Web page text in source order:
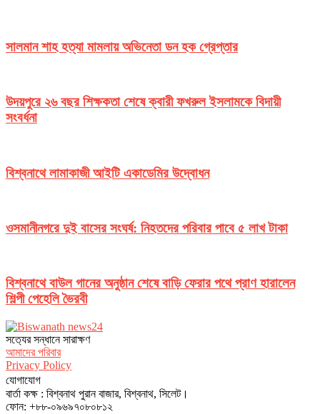
সালমান শাহ হত্যা মামলায় অভিনেতা ডন হক গ্রেপ্তার
উদয়পুরে ২৬ বছর শিক্ষকতা শেষে ক্বারী ফখরুল ইসলামকে বিদায়ী
সংবর্ধনা
বিশ্বনাথে লামাকাজী আইটি একাডেমির উদ্বোধন
ওসমানীনগরে দুই বাসের সংঘর্ষ: নিহতদের পরিবার পাবে ৫ লাখ টাকা
বিশ্বনাথে বাউল গানের অনুষ্ঠান শেষে বাড়ি ফেরার পথে প্রাণ হারালেন
শিল্পী পেহেলি ভৈরবী
সত‌্যের সন্ধানে সারাক্ষণ
আমাদের পরিবার
Privacy Policy
যোগাযোগ
বার্তা কক্ষ : বিশ্বনাথ পুরান বাজার, বিশ্বনাথ, সিলেট।
ফোন: +৮৮-০৯৬৯৭০৮০৮১২